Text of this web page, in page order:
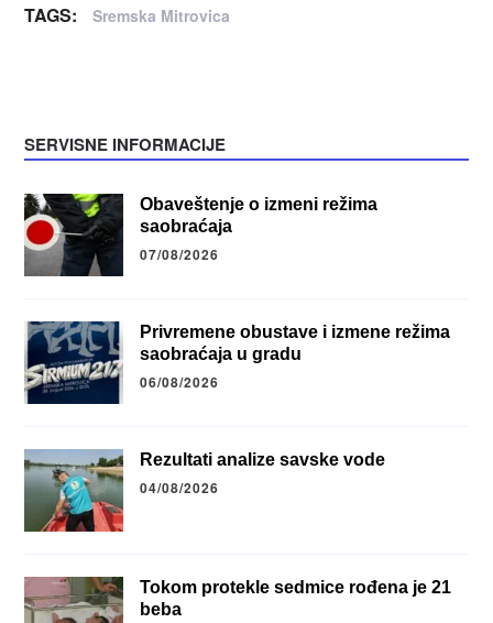
TAGS: Sremska Mitrovica
SERVISNE INFORMACIJE
Obaveštenje o izmeni režima
saobraćaja
07/08/2026
Privremene obustave i izmene režima
saobraćaja u gradu
06/08/2026
Rezultati analize savske vode
04/08/2026
Tokom protekle sedmice rođena je 21
beba